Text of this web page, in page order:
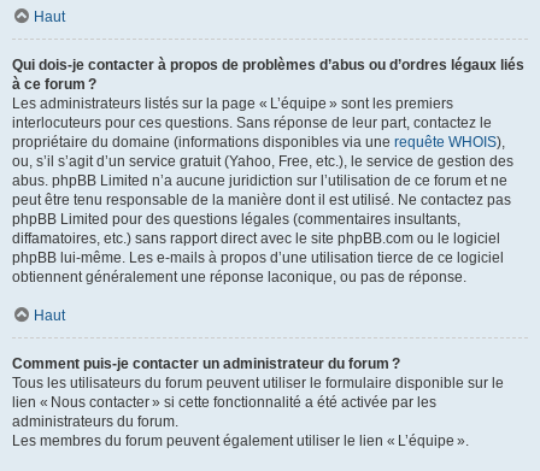
Haut
Qui dois-je contacter à propos de problèmes d’abus ou d’ordres légaux liés
à ce forum ?
Les administrateurs listés sur la page « L’équipe » sont les premiers
interlocuteurs pour ces questions. Sans réponse de leur part, contactez le
propriétaire du domaine (informations disponibles via une requête WHOIS),
ou, s’il s’agit d’un service gratuit (Yahoo, Free, etc.), le service de gestion des
abus. phpBB Limited n’a aucune juridiction sur l’utilisation de ce forum et ne
peut être tenu responsable de la manière dont il est utilisé. Ne contactez pas
phpBB Limited pour des questions légales (commentaires insultants,
diffamatoires, etc.) sans rapport direct avec le site phpBB.com ou le logiciel
phpBB lui-même. Les e-mails à propos d’une utilisation tierce de ce logiciel
obtiennent généralement une réponse laconique, ou pas de réponse.
Haut
Comment puis-je contacter un administrateur du forum ?
Tous les utilisateurs du forum peuvent utiliser le formulaire disponible sur le
lien « Nous contacter » si cette fonctionnalité a été activée par les
administrateurs du forum.
Les membres du forum peuvent également utiliser le lien « L’équipe ».